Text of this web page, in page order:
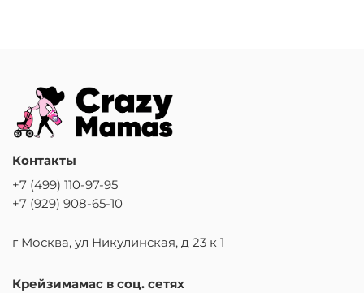
Контакты
+7 (499) 110-97-95
+7 (929) 908-65-10
г Москва, ул Никулинская, д 23 к 1
Крейзимамас в соц. сетях